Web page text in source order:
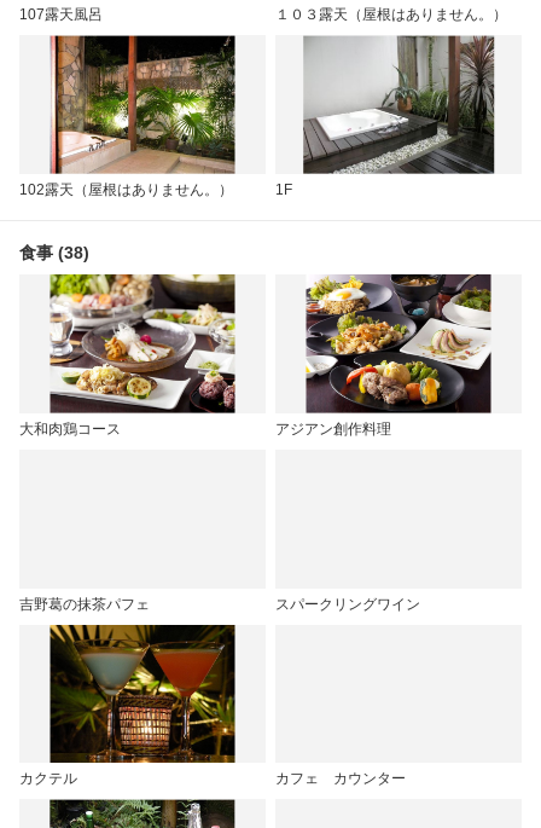
107露天風呂 １０３露天（屋根はありません。）
102露天（屋根はありません。） 1F
食事 (38)
大和肉鶏コース アジアン創作料理
吉野葛の抹茶パフェ スパークリングワイン
カクテル カフェ カウンター